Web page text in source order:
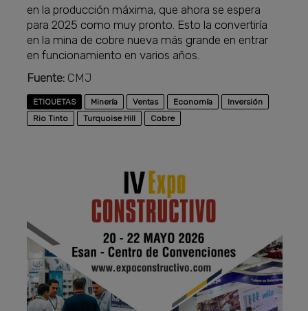
en la producción máxima, que ahora se espera
para 2025 como muy pronto. Esto la convertiría
en la mina de cobre nueva más grande en entrar
en funcionamiento en varios años.
Fuente: CMJ
ETIQUETAS Minería Ventas Economía
Inversión
Rio Tinto
Turquoise Hill Cobre